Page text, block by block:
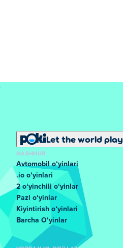
Let the world play
MASHHUR
Avtomobil oʻyinlari
.io oʻyinlari
2 oʻyinchili oʻyinlar
Pazl oʻyinlar
Kiyintirish oʻyinlari
Barcha Oʻyinlar